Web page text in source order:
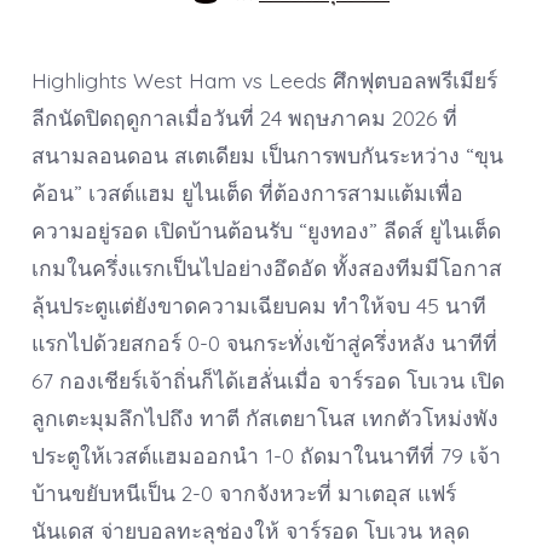
Highlights West Ham vs Leeds ศึกฟุตบอลพรีเมียร์
ลีกนัดปิดฤดูกาลเมื่อวันที่ 24 พฤษภาคม 2026 ที่
สนามลอนดอน สเตเดียม เป็นการพบกันระหว่าง “ขุน
ค้อน” เวสต์แฮม ยูไนเต็ด ที่ต้องการสามแต้มเพื่อ
ความอยู่รอด เปิดบ้านต้อนรับ “ยูงทอง” ลีดส์ ยูไนเต็ด
เกมในครึ่งแรกเป็นไปอย่างอึดอัด ทั้งสองทีมมีโอกาส
ลุ้นประตูแต่ยังขาดความเฉียบคม ทำให้จบ 45 นาที
แรกไปด้วยสกอร์ 0-0 จนกระทั่งเข้าสู่ครึ่งหลัง นาทีที่
67 กองเชียร์เจ้าถิ่นก็ได้เฮลั่นเมื่อ จาร์รอด โบเวน เปิด
ลูกเตะมุมลึกไปถึง ทาตี กัสเตยาโนส เทกตัวโหม่งพัง
ประตูให้เวสต์แฮมออกนำ 1-0 ถัดมาในนาทีที่ 79 เจ้า
บ้านขยับหนีเป็น 2-0 จากจังหวะที่ มาเตอุส แฟร์
นันเดส จ่ายบอลทะลุช่องให้ จาร์รอด โบเวน หลุด